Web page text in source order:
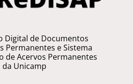
Digital de Documentos
Permanentes e Sistema
de Acervos Permanentes
da Unicamp